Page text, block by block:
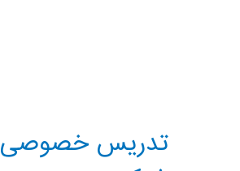
تدریس خصوصی